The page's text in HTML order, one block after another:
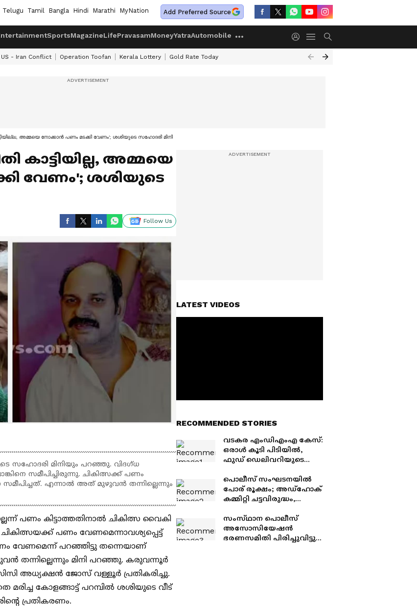
Telugu Tamil Bangla Hindi Marathi MyNation Add Preferred Source
SportsMagazineLifePravasamMoneyYatraAutomobile
US - Iran Conflict Operation Toofan Kerala Lottery Gold Rate Today
അമ്മയെ നോക്കാൻ പണം മടക്കി വേണം'; ശശിയുടെ സഹോദരി മിനി
കാട്ടിയില്ല, അമ്മയെ
വേണം'; ശശിയുടെ
Follow Us
സഹോദരി മിനിയും പറഞ്ഞു. വിദഗ്ധ
സമീപിച്ചിരുന്നു. ചികിത്സക്ക് പണം
എന്നാൽ അത് മുഴുവൻ തന്നില്ലെന്നും
പണം കിട്ടാത്തതിനാൽ ചികിത്സ വൈകി
പണം വേണമെന്നാവശ്യപ്പെട്ട്
വേണമെന്ന് പറഞ്ഞിട്ടു തന്നെയാണ്
തന്നില്ലെന്നും മിനി പറഞ്ഞു. കരുവന്നൂർ
അധ്യക്ഷൻ ജോസ് വള്ളൂർ പ്രതികരിച്ചു.
കോളങ്ങാട്ട് പറമ്പിൽ ശശിയുടെ വീട്
പ്രതികരണം.
LATEST VIDEOS
RECOMMENDED STORIES
വടകര എംഡിഎംഎ കേസ്:
ഒരാൾ കൂടി പിടിയിൽ,
ഫുഡ് ഡെലിവറിയുടെ
നടത്തിയെന്ന
കണ്ടെത്തലിൽ പൊലീസ്
പൊലീസ് സംഘടനയിൽ
പോര് രൂക്ഷം; അഡ്ഹോക്
കമ്മിറ്റി ചട്ടവിരുദ്ധം,
നിലവിലെ ഭാരവാഹികൾ
സംസ്‌ഥാന പൊലീസ്
അസോസിയേഷന്‍
ഭരണസമിതി പിരിച്ചുവിട്ടു,